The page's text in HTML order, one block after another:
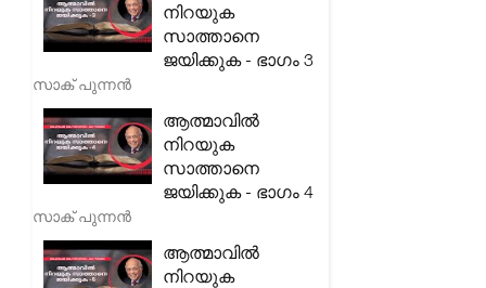
നിറയുക
സാത്താനെ
ജയിക്കുക - ഭാഗം 3
സാക് പുന്നൻ
ആത്മാവിൽ
നിറയുക
സാത്താനെ
ജയിക്കുക - ഭാഗം 4
സാക് പുന്നൻ
ആത്മാവിൽ
നിറയുക